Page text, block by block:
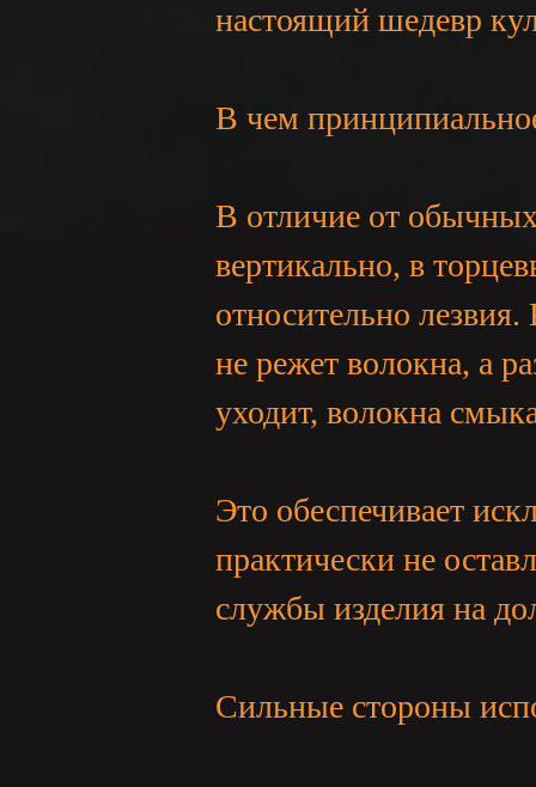
настоящий шедевр
В чем
В отличие от
вертикально, в
относительно
не режет волокна, а
уходит, волокна
Это обеспечивает
практически не
службы изделия на
Сильные стороны